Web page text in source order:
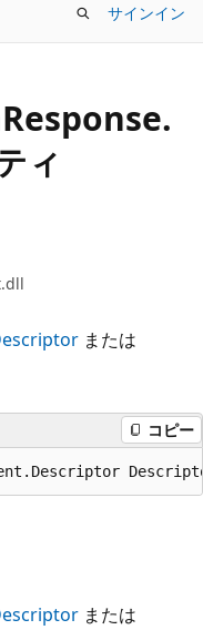
サインイン
Response.
ィ
または
コピー
または